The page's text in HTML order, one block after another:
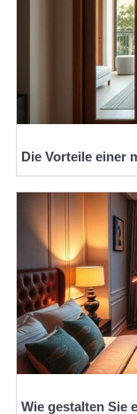
Die Vorteile einer
Wie gestalten Sie